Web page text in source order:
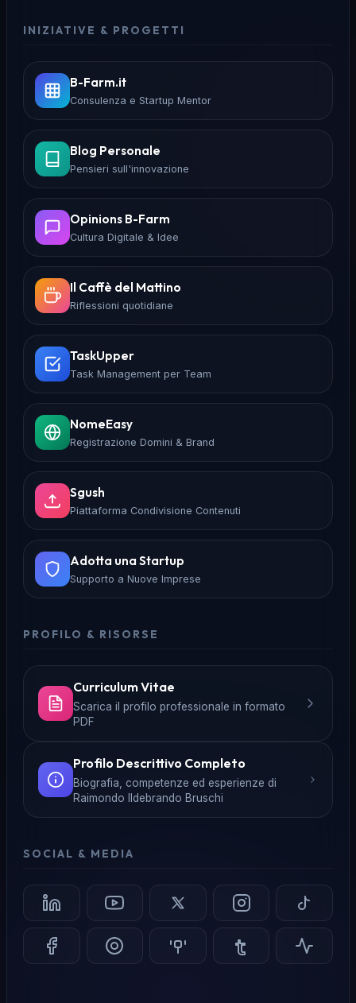
INIZIATIVE & PROGETTI
B-Farm.it
Consulenza e Startup Mentor
Blog Personale
Pensieri sull'innovazione
Opinions B-Farm
Cultura Digitale & Idee
Il Caffè del Mattino
Riflessioni quotidiane
TaskUpper
Task Management per Team
NomeEasy
Registrazione Domini & Brand
Sgush
Piattaforma Condivisione Contenuti
Adotta una Startup
Supporto a Nuove Imprese
PROFILO & RISORSE
Curriculum Vitae
Scarica il profilo professionale in formato
PDF
Profilo Descrittivo Completo
Biografia, competenze ed esperienze di
Raimondo Ildebrando Bruschi
SOCIAL & MEDIA